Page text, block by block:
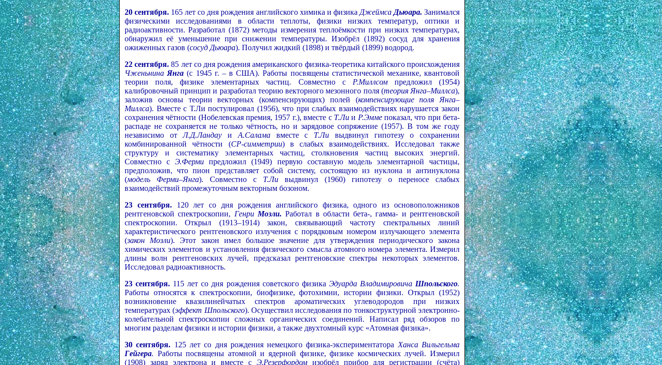
20 сентября. 165 лет со дня рождения английского химика и физика Джеймса Дьюара. Занимался
физическими исследованиями в области теплоты, физики низких температур, оптики и
радиоактивности. Разработал (1872) методы измерения теплоёмкости при низких температурах,
обнаружил её уменьшение при снижении температуры. Изобрёл (1892) сосуд для хранения
ожиженных газов (сосуд Дьюара). Получил жидкий (1898) и твёрдый (1899) водород.
22 сентября. 85 лет со дня рождения американского физика-теоретика китайского происхождения
Чженьнина Янга (с 1945 г. – в США). Работы посвящены статистической механике, квантовой
теории поля, физике элементарных частиц. Совместно с Р.Миллсомпредложил (1954)
калибровочный принцип и разработал теорию векторного мезонного поля (теория Янга–Миллса),
заложив основы теории векторных (компенсирующих) полей (компенсирующие поля Янга–
Миллса). Вместе с Т.Ли постулировал (1956), что при слабых взаимодействиях нарушается закон
сохранения чётности (Нобелевская премия, 1957 г.), вместе с Т.Лии Р.Эммепоказал, что при бета-
распаде не сохраняется не только чётность, но и зарядовое сопряжение (1957). В том же году
независимо отЛ.Д.Ландау и А.Саламавместе с Т.Ли выдвинул гипотезу о сохранении
комбинированной чётности (CP-симметрии) в слабых взаимодействиях. Исследовал также
структуру и систематику элементарных частиц, столкновения частиц высоких энергий.
Совместно сЭ.Ферми предложил (1949) первую составную модель элементарной частицы,
предположив, что пион представляет собой систему, состоящую из нуклона и антинуклона
(модель Ферми–Янга). Совместно с Т.Ли выдвинул (1960) гипотезу о переносе слабых
взаимодействий промежуточным векторным бозоном.
23 сентября.120 лет со дня рождения английского физика, одного из основоположников
рентгеновской спектроскопии, Генри Мозли. Работал в области бета-, гамма- и рентгеновской
спектроскопии. Открыл (1913–1914) закон, связывающий частоту спектральных линий
характеристического рентгеновского излучения с порядковым номером излучающего элемента
(закон Мозли). Этот закон имел большое значение для утверждения периодического закона
химических элементов и установления физического смысла атомного номера элемента. Измерил
длины волн рентгеновских лучей, предсказал рентгеновские спектры некоторых элементов.
Исследовал радиоактивность.
23 сентября. 115 лет со дня рождения советского физика Эдуарда Владимировича Шпольского.
Работы относятся к спектроскопии, биофизике, фотохимии, истории физики. Открыл (1952)
возникновение квазилинейчатых спектров ароматических углеводородов при низких
температурах (эффект Шпольского). Осуществил исследования по тонкоструктурной электронно-
колебательной спектроскопии сложных органических соединений. Написал ряд обзоров по
многим разделам физики и истории физики, а также двухтомный курс «Атомная физика».
30 сентября. 125 лет со дня рождения немецкого физика-экспериментатора Ханса Вильгельма
Гейгера. Работы посвящены атомной и ядерной физике, физике космических лучей. Измерил
(1908) заряд электрона и вместе с Э.Резерфордомизобрёл прибор для регистрации (счёта)